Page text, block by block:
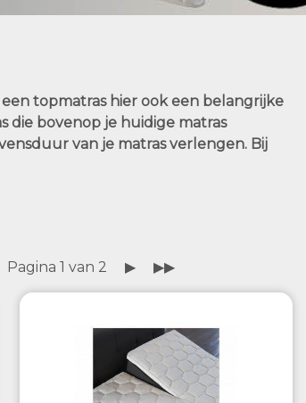
topmatras hier ook een belangrijke
die bovenop je huidige matras
van je matras verlengen. Bij
Pagina 1 van 2 ▶ ▶▶